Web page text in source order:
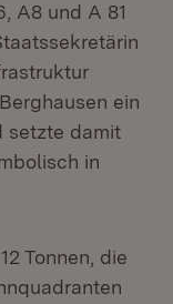
A8 und A 81
ein
setzte damit
in
Tonnen, die